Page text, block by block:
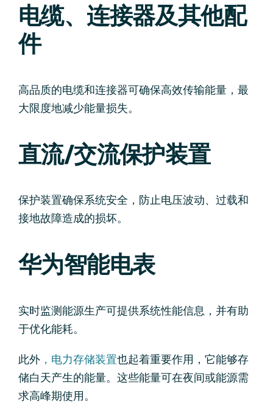
电缆、连接器及其他配
件
高品质的电缆和连接器可确保高效传输能量，最
大限度地减少能量损失。
直流/交流保护装置
保护装置确保系统安全，防止电压波动、过载和
接地故障造成的损坏。
华为智能电表
实时监测能源生产可提供系统性能信息，并有助
于优化能耗。
此外，电力存储装置也起着重要作用，它能够存
储白天产生的能量。这些能量可在夜间或能源需
求高峰期使用。